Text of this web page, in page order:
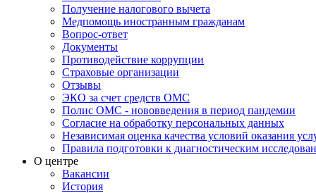
Получение налогового вычета
Медпомощь иностранным гражданам
Вопрос-ответ
Документы
Противодействие коррупции
Страховые организации
Отзывы
ЭКО за счет средств ОМС
Полис ОМС - нововведения в период пандемии
Согласие на обработку персональных данных
Независимая оценка качества условий оказания
Правила подготовки к диагностическим
О центре
Вакансии
История